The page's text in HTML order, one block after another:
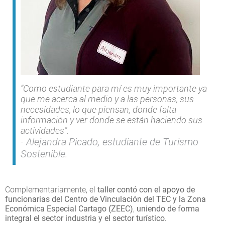
“Como estudiante para mí es muy importante ya
que me acerca al medio y a las personas, sus
necesidades, lo que piensan, donde falta
información y ver donde se están haciendo sus
actividades”.
Alejandra Picado, estudiante de Turismo
Sostenible.
Complementariamente, el taller contó con el apoyo de
funcionarias del Centro de Vinculación del TEC y la Zona
Económica Especial Cartago (ZEEC), uniendo de forma
integral el sector industria y el sector turístico.